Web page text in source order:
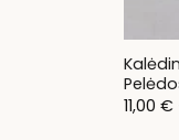
11,00 €